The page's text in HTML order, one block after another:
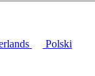
Polski